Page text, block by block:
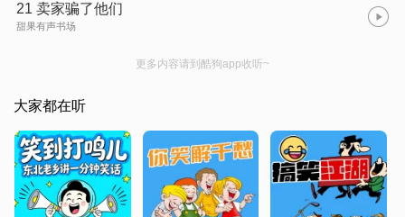
21 卖家骗了他们
甜果有声书场
更多内容请到酷狗app收听~
大家都在听